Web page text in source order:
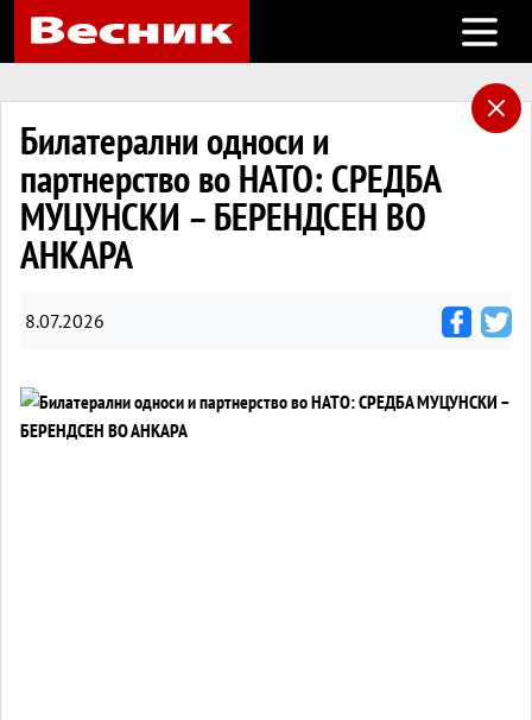
Open
Билатерални односи и
партнерство во НАТО: СРЕДБА
МУЦУНСКИ – БЕРЕНДСЕН ВО
АНКАРА
8.07.2026